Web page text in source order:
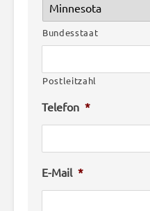
Bundesstaat
Postleitzahl
Telefon *
E-Mail *